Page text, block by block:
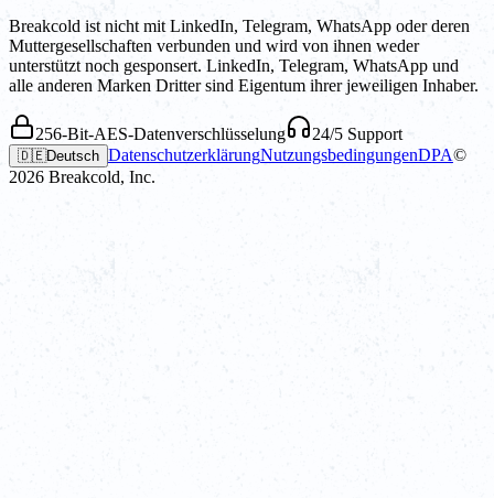
Breakcold ist nicht mit LinkedIn, Telegram, WhatsApp oder deren
Muttergesellschaften verbunden und wird von ihnen weder
unterstützt noch gesponsert. LinkedIn, Telegram, WhatsApp und
alle anderen Marken Dritter sind Eigentum ihrer jeweiligen Inhaber.
256-Bit-AES-Datenverschlüsselung 24/5 Support
🇩🇪Deutsch DatenschutzerklärungNutzungsbedingungenDPA©
2026 Breakcold, Inc.